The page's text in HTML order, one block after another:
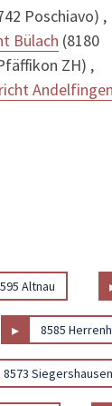
Poschiavo) ,
Bülach (8180
ZH) ,
Andelfingen
Altnau
▸ 8585
8573 Siegershausen